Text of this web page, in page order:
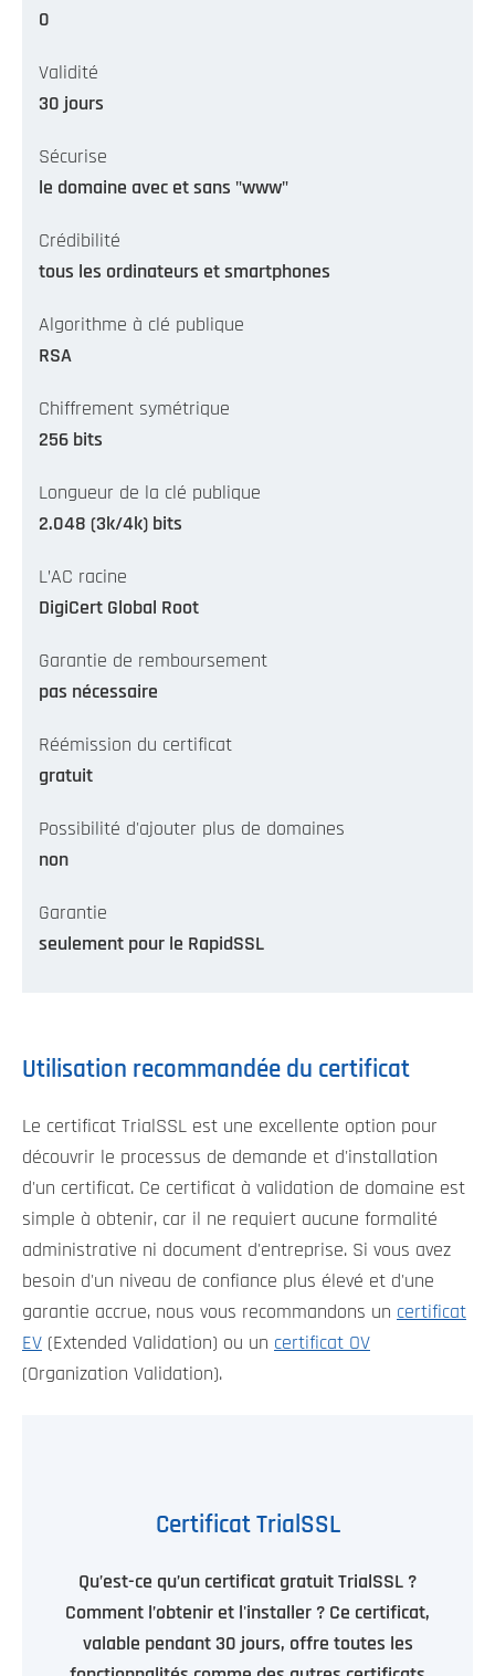
0
Validité
30 jours
Sécurise
le domaine avec et sans "www"
Crédibilité
tous les ordinateurs et smartphones
Algorithme à clé publique
RSA
Chiffrement symétrique
256 bits
Longueur de la clé publique
2.048 (3k/4k) bits
L’AC racine
DigiCert Global Root
Garantie de remboursement
pas nécessaire
Réémission du certificat
gratuit
Possibilité d'ajouter plus de domaines
non
Garantie
seulement pour le RapidSSL
Utilisation recommandée du certificat
Le certificat TrialSSL est une excellente option pour
découvrir le processus de demande et d'installation
d'un certificat. Ce certificat à validation de domaine est
simple à obtenir, car il ne requiert aucune formalité
administrative ni document d'entreprise. Si vous avez
besoin d'un niveau de confiance plus élevé et d'une
garantie accrue, nous vous recommandons un certificat
EV (Extended Validation) ou un certificat OV
(Organization Validation).
Certificat TrialSSL
Qu’est-ce qu’un certificat gratuit TrialSSL ?
Comment l’obtenir et l'installer ? Ce certificat,
valable pendant 30 jours, offre toutes les